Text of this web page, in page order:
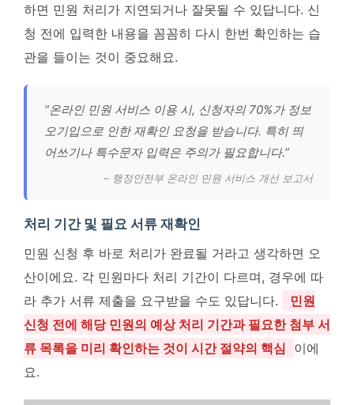
하면 민원 처리가 지연되거나 잘못될 수 있답니다. 신
청 전에 입력한 내용을 꼼꼼히 다시 한번 확인하는 습
관을 들이는 것이 중요해요.
“온라인 민원 서비스 이용 시, 신청자의 70%가 정보
오기입으로 인한 재확인 요청을 받습니다. 특히 띄
어쓰기나 특수문자 입력은 주의가 필요합니다.”
– 행정안전부 온라인 민원 서비스 개선 보고서
처리 기간 및 필요 서류 재확인
민원 신청 후 바로 처리가 완료될 거라고 생각하면 오
산이에요. 각 민원마다 처리 기간이 다르며, 경우에 따
라 추가 서류 제출을 요구받을 수도 있답니다.
민원
신청 전에 해당 민원의 예상 처리 기간과 필요한 첨부 서
류 목록을 미리 확인하는 것이 시간 절약의 핵심 이에
요.